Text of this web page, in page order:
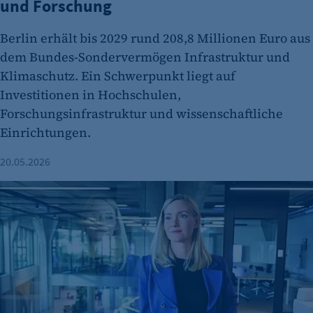
fe_typo_user
Name:
fe_typo_user
Anbieter:
CMS TYPO3
Zweck:
Benutzer-Sessions (z. B. bei Login, Umfrage
oder Formularen). Wird auch bei Caching zur
Identifizierung verwendet.
Cookie Laufzeit:
Session
Cookie Consent
Name:
und Forschung
Berlin erhält bis 2029 rund 208,8 Millionen Euro aus
dem Bundes-Sondervermögen Infrastruktur und
Klimaschutz. Ein Schwerpunkt liegt auf
Investitionen in Hochschulen,
Forschungsinfrastruktur und wissenschaftliche
Einrichtungen.
20.05.2026
Wie Billie um internationale Fachkräfte wirbt und mit der